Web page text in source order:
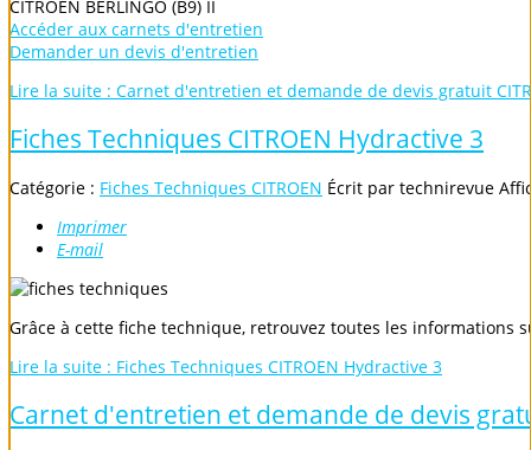
CITROEN BERLINGO (B9) II
Accéder aux carnets d'entretien
Demander un devis d'entretien
Lire la suite : Carnet d'entretien et demande de devis gratuit
Fiches Techniques CITROEN Hydractive 3
Catégorie : Fiches Techniques CITROEN Écrit par technirevue
Imprimer
E-mail
Grâce à cette fiche technique, retrouvez toutes les informations
Lire la suite : Fiches Techniques CITROEN Hydractive 3
Carnet d'entretien et demande de devis